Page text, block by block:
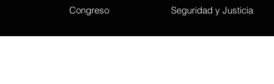
Congreso Seguridad y Justicia